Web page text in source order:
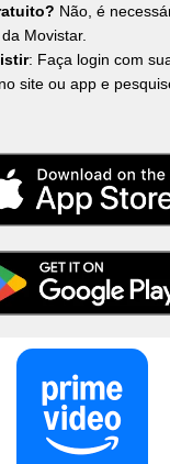
Não, é
Movistar.
: Faça login com
site ou app e